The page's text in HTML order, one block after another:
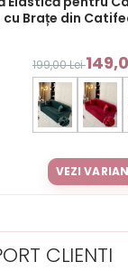
cu Brațe din
199,00 Lei
VEZI
CLIENTI